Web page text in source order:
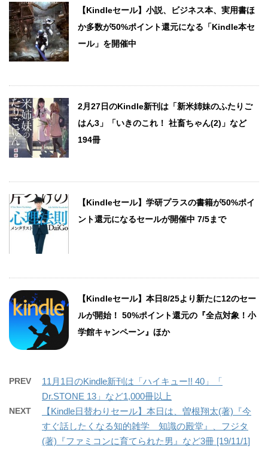
【Kindleセール】小説、ビジネス本、実用書ほ
か多数が50%ポイント還元になる「Kindle本セ
ール」を開催中
2月27日のKindle新刊は「新米姉妹のふたりご
はん3」「いきのこれ！ 社畜ちゃん(2)」など
194冊
【Kindleセール】学研プラスの書籍が50%ポイ
ント還元になるセールが開催中 7/5まで
【Kindleセール】本日8/25より新たに12のセー
ルが開始！ 50%ポイント還元の『全点対象！小
学館キャンペーン』ほか
PREV
11月1日のKindle新刊は「ハイキュー!! 40」「
Dr.STONE 13」など1,000冊以上
NEXT
【Kindle日替わりセール】本日は、曽根翔太(著)『今
すぐ話したくなる知的雑学 知識の殿堂』、フジタ
(著)『ファミコンに育てられた男』など3冊 [19/11/1]